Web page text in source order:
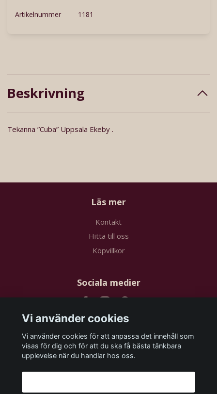
Artikelnummer 1181
Beskrivning
Tekanna ”Cuba” Uppsala Ekeby .
Läs mer
Kontakt
Hitta till oss
Köpvillkor
Sociala medier
Prenumerera på vårt nyhetsbrev
Vi använder cookies
Vi använder cookies för att anpassa det innehåll som
visas för dig och för att du ska få bästa tänkbara
upplevelse när du handlar hos oss.